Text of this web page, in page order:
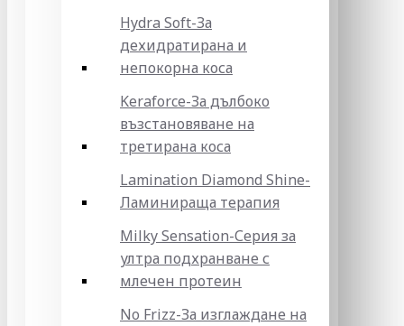
Hydra Soft-За
дехидратирана и
непокорна коса
Keraforce-За дълбоко
възстановяване на
третирана коса
Lamination Diamond Shine-
Ламинираща терапия
Milky Sensation-Серия за
ултра подхранване с
млечен протеин
No Frizz-За изглаждане на